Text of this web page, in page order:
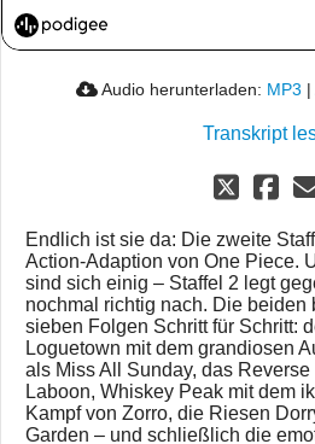
Audio herunterladen: MP3 |
Transkript
Endlich ist sie da: Die zweite
Action-Adaption von One Piece.
sind sich einig – Staffel 2 legt
nochmal richtig nach. Die beiden
sieben Folgen Schritt für Schritt:
Loguetown mit dem grandiosen
als Miss All Sunday, das Reverse
Laboon, Whiskey Peak mit dem
Kampf von Zorro, die Riesen
Garden – und schließlich die